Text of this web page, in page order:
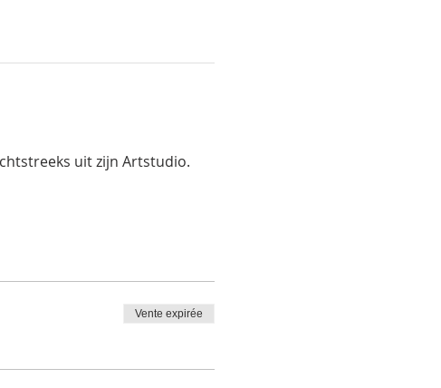
uit zijn Artstudio.
Vente expirée